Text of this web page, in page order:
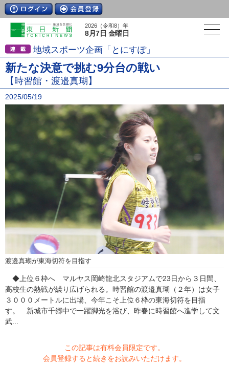
2026（令和8）年
8月7日 金曜日
地域スポーツ企画「とにすぽ」
新たな決意で挑む9分台の戦い
【時習館・渡邉真瑚】
2025/05/19
渡邉真瑚が東海切符を目指す
◆上位６枠へ マルヤス岡崎龍北スタジアムで23日から３日間、
高校生の熱戦が繰り広げられる。時習館の渡邉真瑚（２年）は女子
３０００メートルに出場、今年こそ上位６枠の東海切符を目指
す。 新城市千郷中で一躍脚光を浴び、昨春に時習館へ進学して文
武...
この記事は有料会員限定です。
会員登録すると続きをお読みいただけます。